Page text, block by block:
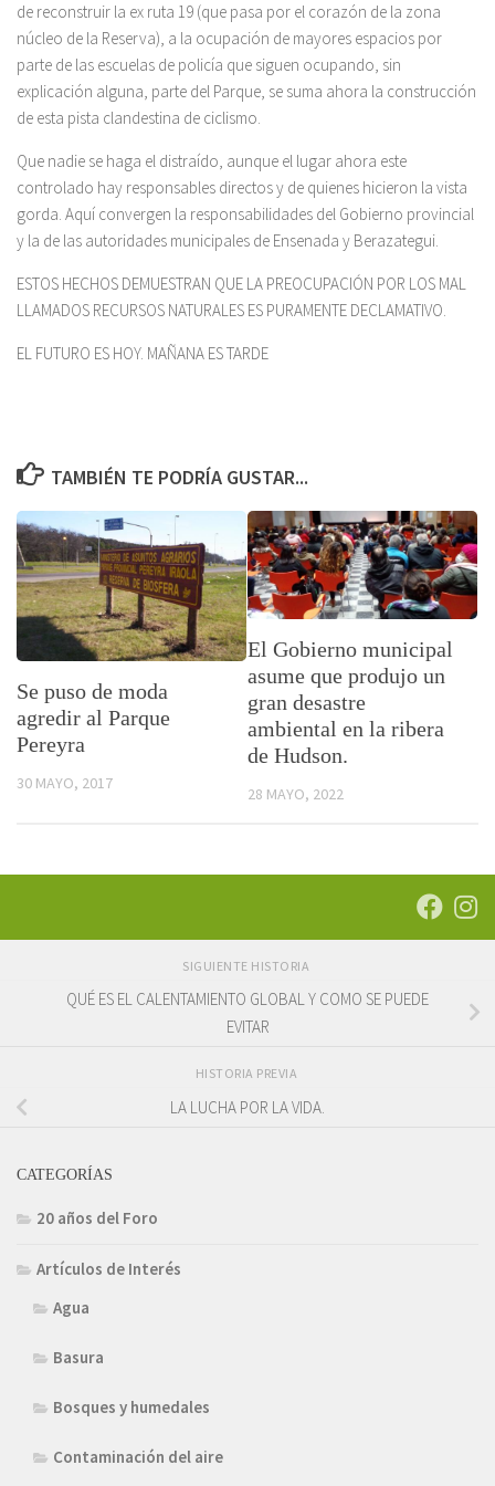
de reconstruir la ex ruta 19 (que pasa por el corazón de la zona
núcleo de la Reserva), a la ocupación de mayores espacios por
parte de las escuelas de policía que siguen ocupando, sin
explicación alguna, parte del Parque, se suma ahora la construcción
de esta pista clandestina de ciclismo.
Que nadie se haga el distraído, aunque el lugar ahora este
controlado hay responsables directos y de quienes hicieron la vista
gorda. Aquí convergen la responsabilidades del Gobierno provincial
y la de las autoridades municipales de Ensenada y Berazategui.
ESTOS HECHOS DEMUESTRAN QUE LA PREOCUPACIÓN POR LOS MAL
LLAMADOS RECURSOS NATURALES ES PURAMENTE DECLAMATIVO.
EL FUTURO ES HOY. MAÑANA ES TARDE
TAMBIÉN TE PODRÍA GUSTAR...
Se puso de moda
agredir al Parque
Pereyra
30 MAYO, 2017
El Gobierno municipal
asume que produjo un
gran desastre
ambiental en la ribera
de Hudson.
28 MAYO, 2022
SIGUIENTE HISTORIA
QUÉ ES EL CALENTAMIENTO GLOBAL Y COMO SE PUEDE
EVITAR
HISTORIA PREVIA
LA LUCHA POR LA VIDA.
CATEGORÍAS
20 años del Foro
Artículos de Interés
Agua
Basura
Bosques y humedales
Contaminación del aire